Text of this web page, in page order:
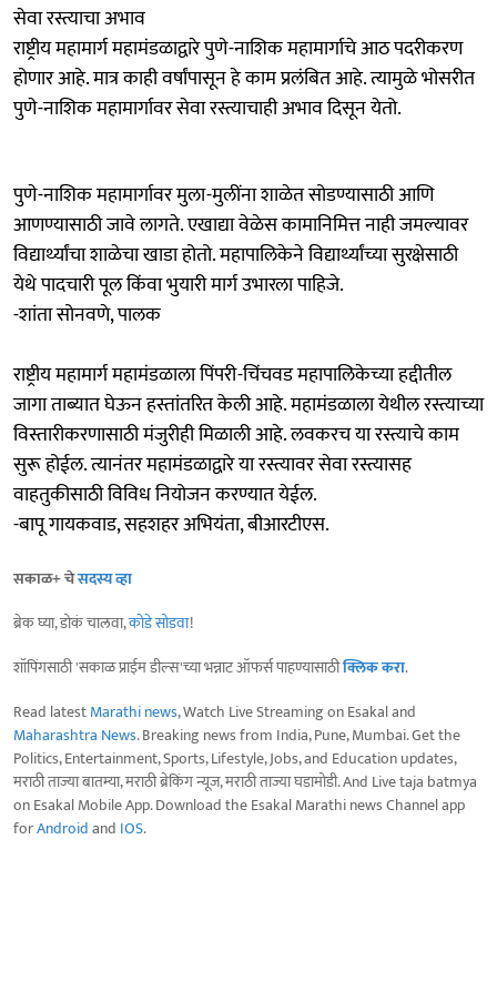
सेवा रस्त्याचा अभाव
राष्ट्रीय महामार्ग महामंडळाद्वारे पुणे-नाशिक महामार्गाचे आठ पदरीकरण
होणार आहे. मात्र काही वर्षांपासून हे काम प्रलंबित आहे. त्यामुळे भोसरीत
पुणे-नाशिक महामार्गावर सेवा रस्त्याचाही अभाव दिसून येतो.
पुणे-नाशिक महामार्गावर मुला-मुलींना शाळेत सोडण्यासाठी आणि
आणण्यासाठी जावे लागते. एखाद्या वेळेस कामानिमित्त नाही जमल्यावर
विद्यार्थ्यांचा शाळेचा खाडा होतो. महापालिकेने विद्यार्थ्यांच्या सुरक्षेसाठी
येथे पादचारी पूल किंवा भुयारी मार्ग उभारला पाहिजे.
-शांता सोनवणे, पालक
राष्ट्रीय महामार्ग महामंडळाला पिंपरी-चिंचवड महापालिकेच्या हद्दीतील
जागा ताब्यात घेऊन हस्तांतरित केली आहे. महामंडळाला येथील रस्त्याच्या
विस्तारीकरणासाठी मंजुरीही मिळाली आहे. लवकरच या रस्त्याचे काम
सुरू होईल. त्यानंतर महामंडळाद्वारे या रस्त्यावर सेवा रस्त्यासह
वाहतुकीसाठी विविध नियोजन करण्यात येईल.
-बापू गायकवाड, सहशहर अभियंता, बीआरटीएस.
सकाळ+ चेसदस्य व्हा
ब्रेक घ्या, डोकं चालवा,कोडे सोडवा!
शॉपिंगसाठी 'सकाळ प्राईम डील्स'च्या भन्नाट ऑफर्स पाहण्यासाठीक्लिक करा.
Read latestMarathi news, Watch Live Streaming on Esakal and
Maharashtra News. Breaking news from India, Pune, Mumbai. Get the
Politics, Entertainment, Sports, Lifestyle, Jobs, and Education updates,
मराठी ताज्या बातम्या, मराठी ब्रेकिंग न्यूज, मराठी ताज्या घडामोडी. And Live taja batmya
on Esakal Mobile App. Download the Esakal Marathi news Channel app
forAndroidand IOS.